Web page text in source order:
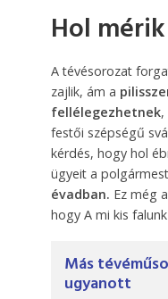
Hol
A tévésorozat
zajlik, ám a
fellélegezhetnek,
festői szépségű
kérdés, hogy hol
ügyeit a
évadban. Ez még
hogy A mi kis
Más
ugyanott